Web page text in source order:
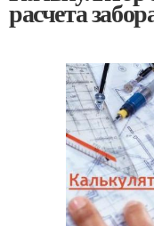
расчета